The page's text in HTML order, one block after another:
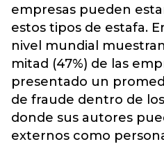
empresas pueden
estos tipos de estafa.
nivel mundial
mitad (47%) de las
presentado un
de fraude dentro de
donde sus autores
externos como